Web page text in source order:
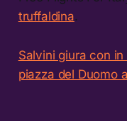
truffaldina.
Salvini giura con
piazza del Duomo